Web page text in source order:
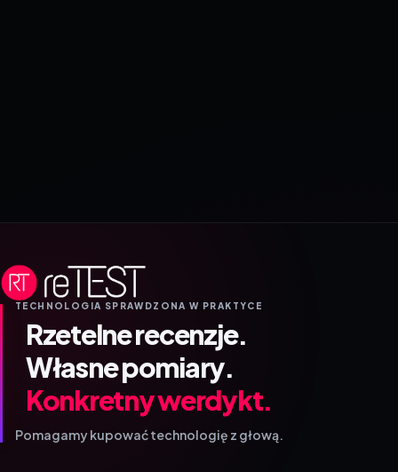
TECHNOLOGIA SPRAWDZONA W PRAKTYCE
Rzetelne recenzje.
Własne pomiary.
Konkretny werdykt.
Pomagamy kupować technologię z głową.